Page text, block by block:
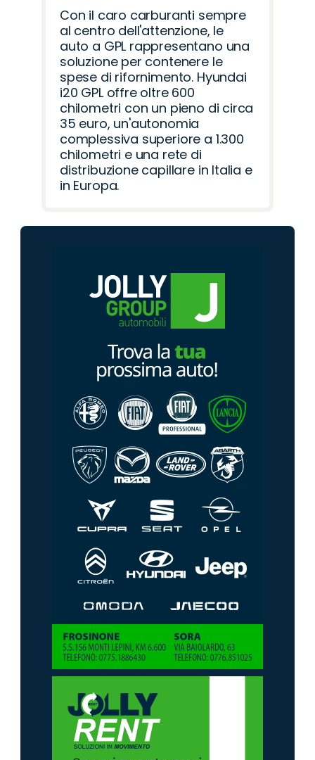
Con il caro carburanti sempre
al centro dell'attenzione, le
auto a GPL rappresentano una
soluzione per contenere le
spese di rifornimento. Hyundai
i20 GPL offre oltre 600
chilometri con un pieno di circa
35 euro, un'autonomia
complessiva superiore a 1.300
chilometri e una rete di
distribuzione capillare in Italia e
in Europa.